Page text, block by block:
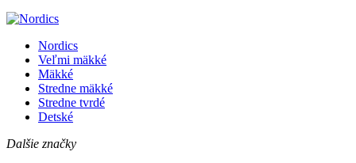
Nordics
Veľmi mäkké
Mäkké
Stredne mäkké
Stredne tvrdé
Detské
Dalšie značky